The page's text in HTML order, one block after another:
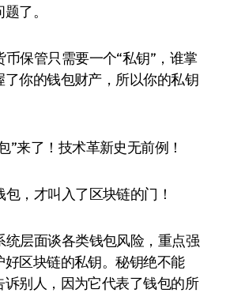
了。
币保管只需要一个“私钥”，谁掌
你的钱包财产，所以你的私钥
，才叫入了区块链的门！
统层面谈各类钱包风险，重点强
区块链的私钥。秘钥绝不能
别人，因为它代表了钱包的所